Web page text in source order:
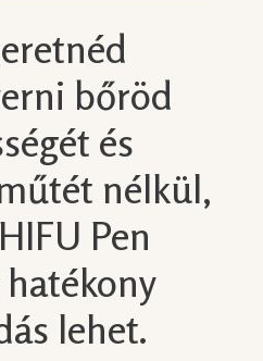
bőröd
és
nélkül,
Pen
hatékony
lehet.